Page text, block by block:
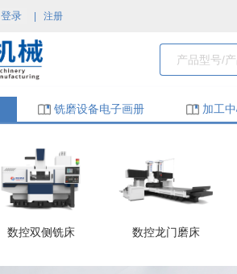
登录 注册
铣磨设备电子画册 加工
数控双侧铣床 数控龙门磨床